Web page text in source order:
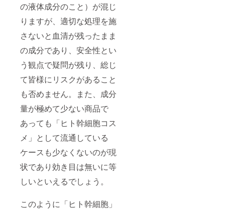
の液体成分のこと）が混じ
りますが、適切な処理を施
さないと血清が残ったまま
の成分であり、安全性とい
う観点で疑問が残り、総じ
て皆様にリスクがあること
も否めません。また、成分
量が極めて少ない商品で
あっても「ヒト幹細胞コス
メ」として流通している
ケースも少なくないのが現
状であり効き目は無いに等
しいといえるでしょう。
このように「ヒト幹細胞」